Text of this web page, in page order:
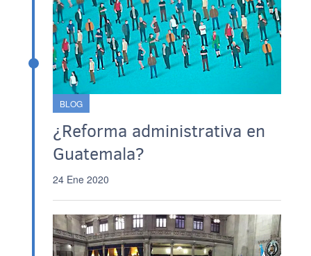
BLOG
¿Reforma administrativa en
Guatemala?
24 Ene 2020